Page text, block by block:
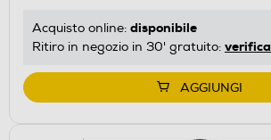
Acquisto online: disponibile
Ritiro in negozio in 30' gratuito: verifica
AGGIUNGI